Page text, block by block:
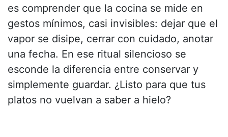
es comprender que la cocina se mide en
gestos mínimos, casi invisibles: dejar que el
vapor se disipe, cerrar con cuidado, anotar
una fecha. En ese ritual silencioso se
esconde la diferencia entre conservar y
simplemente guardar. ¿Listo para que tus
platos no vuelvan a saber a hielo?